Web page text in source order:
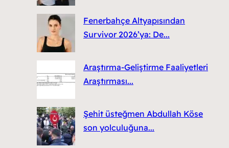
Fenerbahçe Altyapısından
Survivor 2026’ya: De...
Araştırma-Geliştirme Faaliyetleri
Araştırması...
Şehit üsteğmen Abdullah Köse
son yolculuğuna...